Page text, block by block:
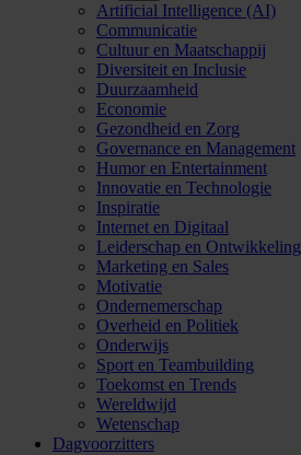
Artificial Intelligence (AI)
Communicatie
Cultuur en Maatschappij
Diversiteit en Inclusie
Duurzaamheid
Economie
Gezondheid en Zorg
Governance en Management
Humor en Entertainment
Innovatie en Technologie
Inspiratie
Internet en Digitaal
Leiderschap en Ontwikkeling
Marketing en Sales
Motivatie
Ondernemerschap
Overheid en Politiek
Onderwijs
Sport en Teambuilding
Toekomst en Trends
Wereldwijd
Wetenschap
Dagvoorzitters